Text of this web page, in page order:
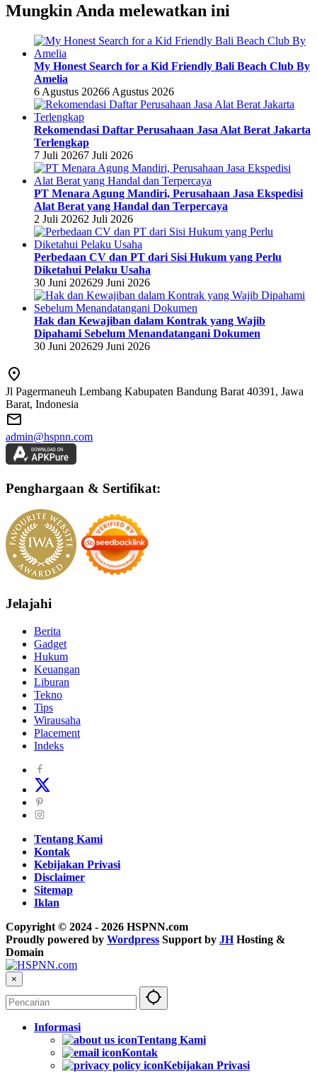
Mungkin Anda melewatkan ini
My Honest Search for a Kid Friendly Bali Beach Club By
Amelia
6 Agustus 20266 Agustus 2026
Rekomendasi Daftar Perusahaan Jasa Alat Berat Jakarta
Terlengkap
7 Juli 20267 Juli 2026
PT Menara Agung Mandiri, Perusahaan Jasa Ekspedisi
Alat Berat yang Handal dan Terpercaya
2 Juli 20262 Juli 2026
Perbedaan CV dan PT dari Sisi Hukum yang Perlu
Diketahui Pelaku Usaha
30 Juni 202629 Juni 2026
Hak dan Kewajiban dalam Kontrak yang Wajib
Dipahami Sebelum Menandatangani Dokumen
30 Juni 202629 Juni 2026
Jl Pagermaneuh Lembang Kabupaten Bandung Barat 40391, Jawa
Barat, Indonesia
admin@hspnn.com
Penghargaan & Sertifikat:
Jelajahi
Berita
Gadget
Hukum
Keuangan
Liburan
Tekno
Tips
Wirausaha
Placement
Indeks
Tentang Kami
Kontak
Kebijakan Privasi
Disclaimer
Sitemap
Iklan
Copyright © 2024 - 2026 HSPNN.com
Proudly powered by Wordpress Support by JHHosting &
Domain
×
Informasi
Tentang Kami
Kontak
Kebijakan Privasi